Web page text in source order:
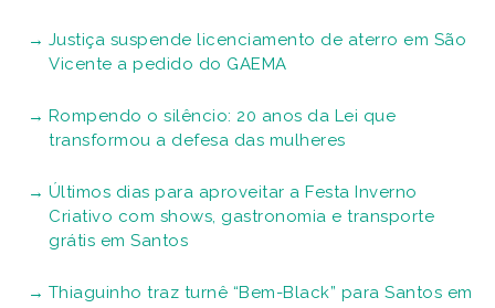
Justiça suspende licenciamento de aterro em São
Vicente a pedido do GAEMA
Rompendo o silêncio: 20 anos da Lei que
transformou a defesa das mulheres
Últimos dias para aproveitar a Festa Inverno
Criativo com shows, gastronomia e transporte
grátis em Santos
Thiaguinho traz turnê “Bem-Black” para Santos em